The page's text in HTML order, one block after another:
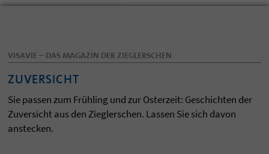
VISAVIE – DAS MAGAZIN DER ZIEGLERSCHEN
ZUVERSICHT
Sie passen zum Frühling und zur Osterzeit: Geschichten der
Zuversicht aus den Zieglerschen. Lassen Sie sich davon
anstecken.